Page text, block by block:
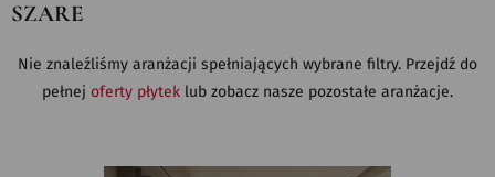
SZARE
Nie znaleźliśmy aranżacji spełniających wybrane filtry. Przejdź do
pełnej oferty płytek lub zobacz nasze pozostałe aranżacje.